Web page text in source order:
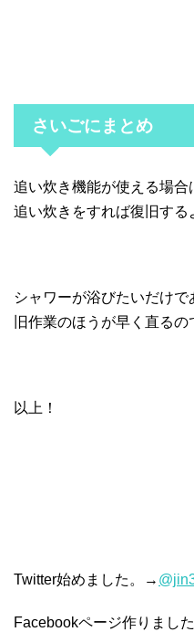
さいごにまとめ
追い炊き機能が使える場合
追い炊きをすれば復旧する
シャワーが浴びたいだけ
旧作業のほうが早く直る
以上！
Twitter始めました。→
Facebookページ作りまし